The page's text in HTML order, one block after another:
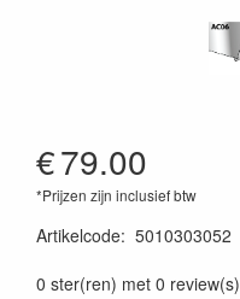
€79.00
*Prijzen zijn inclusief btw
Artikelcode: 5010303052
0 ster(ren) met 0 review(s)